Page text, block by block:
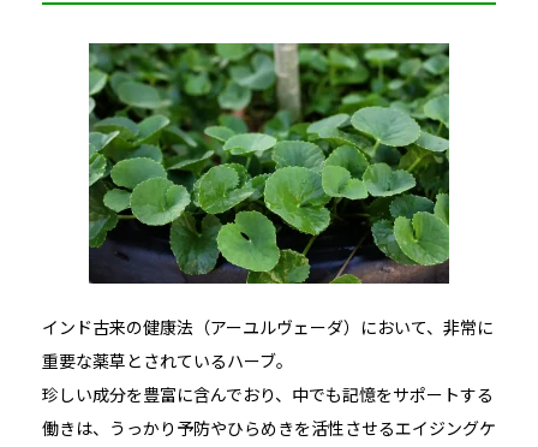
インド古来の健康法（アーユルヴェーダ）において、非常に
重要な薬草とされているハーブ。
珍しい成分を豊富に含んでおり、中でも記憶をサポートする
働きは、うっかり予防やひらめきを活性させるエイジングケ